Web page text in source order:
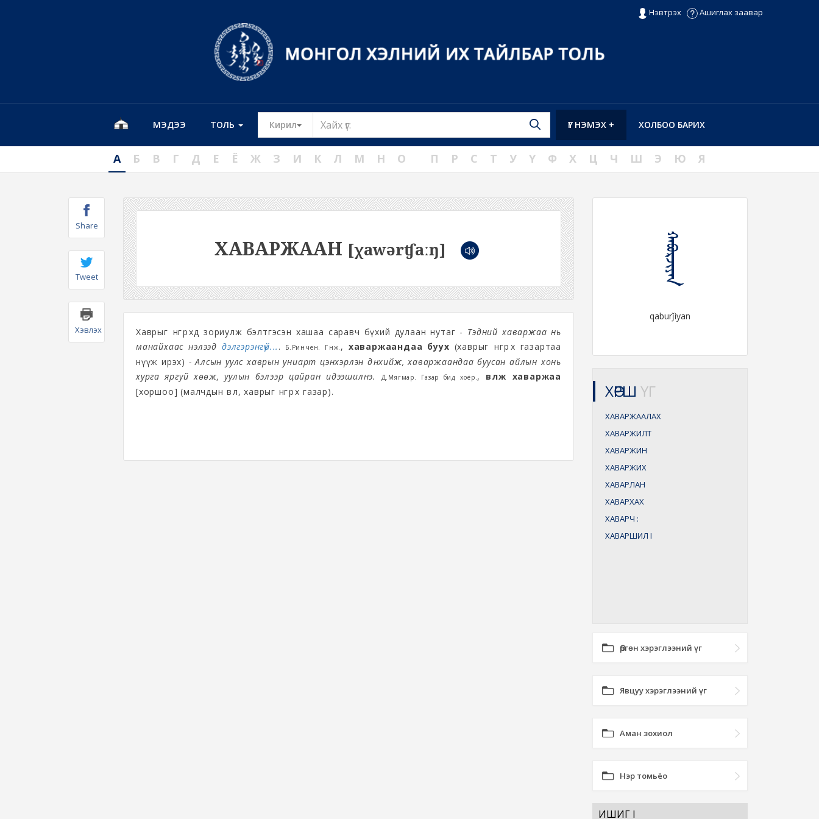
Нэвтрэх Ашиглах заавар
МЭДЭЭ ТОЛЬ Кирил Toggle Dropdown ХОЛБОО БАРИХ
ҮГ НЭМЭХ +
А Б В Г Д Е Ё Ж З И К Л М Н О П Р С Т У Ү Ф Х Ц Ч Ш Э Ю Я
Share
Tweet
Хэвлэх
ХАВАРЖААН [χawərʧaːŋ]
Хаврыг өнгөрөхөд зориулж бэлтгэсэн хашаа саравч бүхий дулаан нутаг - Тэдний хаваржаа нь
манайхаас нэлээд дэлгэрэнгүй... . Б.Ринчен. Гүнж. , хаваржаандаа буух (хаврыг өнгөрөөх газартаа
нүүж ирэх) - Алсын уулс хаврын униарт цэнхэрлэн дүнхийж, хаваржаандаа буусан айлын хонь
хурга яргуй хөөж, уулын бэлээр цайран идээшилнэ.
Д.Мягмар. Газар бид хоёр.,
өвөлжөө хаваржаа
[хоршоо] (малчдын өвөл, хаврыг өнгөрөөх газар).
ᠬᠠᠪᠤᠷᠵᠢᠶᠠᠨ
qaburǰiyan
ХӨРШ ҮГ
ХАВАРЖААЛАХ
ХАВАРЖИЛТ
ХАВАРЖИН
ХАВАРЖИХ
ХАВАРЛАН
ХАВАРХАХ
ХАВАРЧ :
ХАВАРШИЛ I
Өргөн хэрэглээний үг
Явцуу хэрэглээний үг
Аман зохиол
Нэр томьёо
ИШИГ I